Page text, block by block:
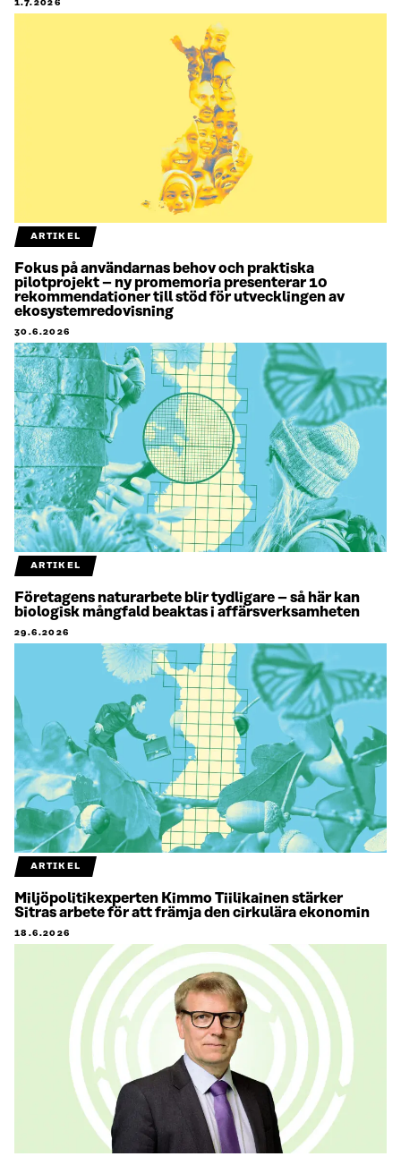
1.7.2026
ARTIKEL
Fokus på användarnas behov och praktiska
pilotprojekt – ny promemoria presenterar 10
rekommendationer till stöd för utvecklingen av
ekosystemredovisning
30.6.2026
ARTIKEL
Företagens naturarbete blir tydligare – så här kan
biologisk mångfald beaktas i affärsverksamheten
29.6.2026
ARTIKEL
Miljöpolitikexperten Kimmo Tiilikainen stärker
Sitras arbete för att främja den cirkulära ekonomin
18.6.2026